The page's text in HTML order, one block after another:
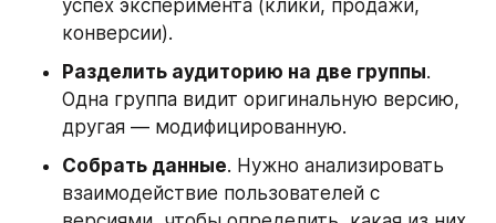
успех эксперимента (клики, продажи,
конверсии).
Разделить аудиторию на две группы.
Одна группа видит оригинальную версию,
другая — модифицированную.
Собрать данные. Нужно анализировать
взаимодействие пользователей с